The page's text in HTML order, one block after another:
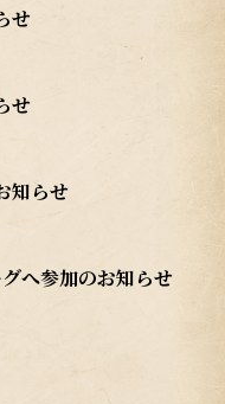
せ
せ
知らせ
へ参加のお知らせ